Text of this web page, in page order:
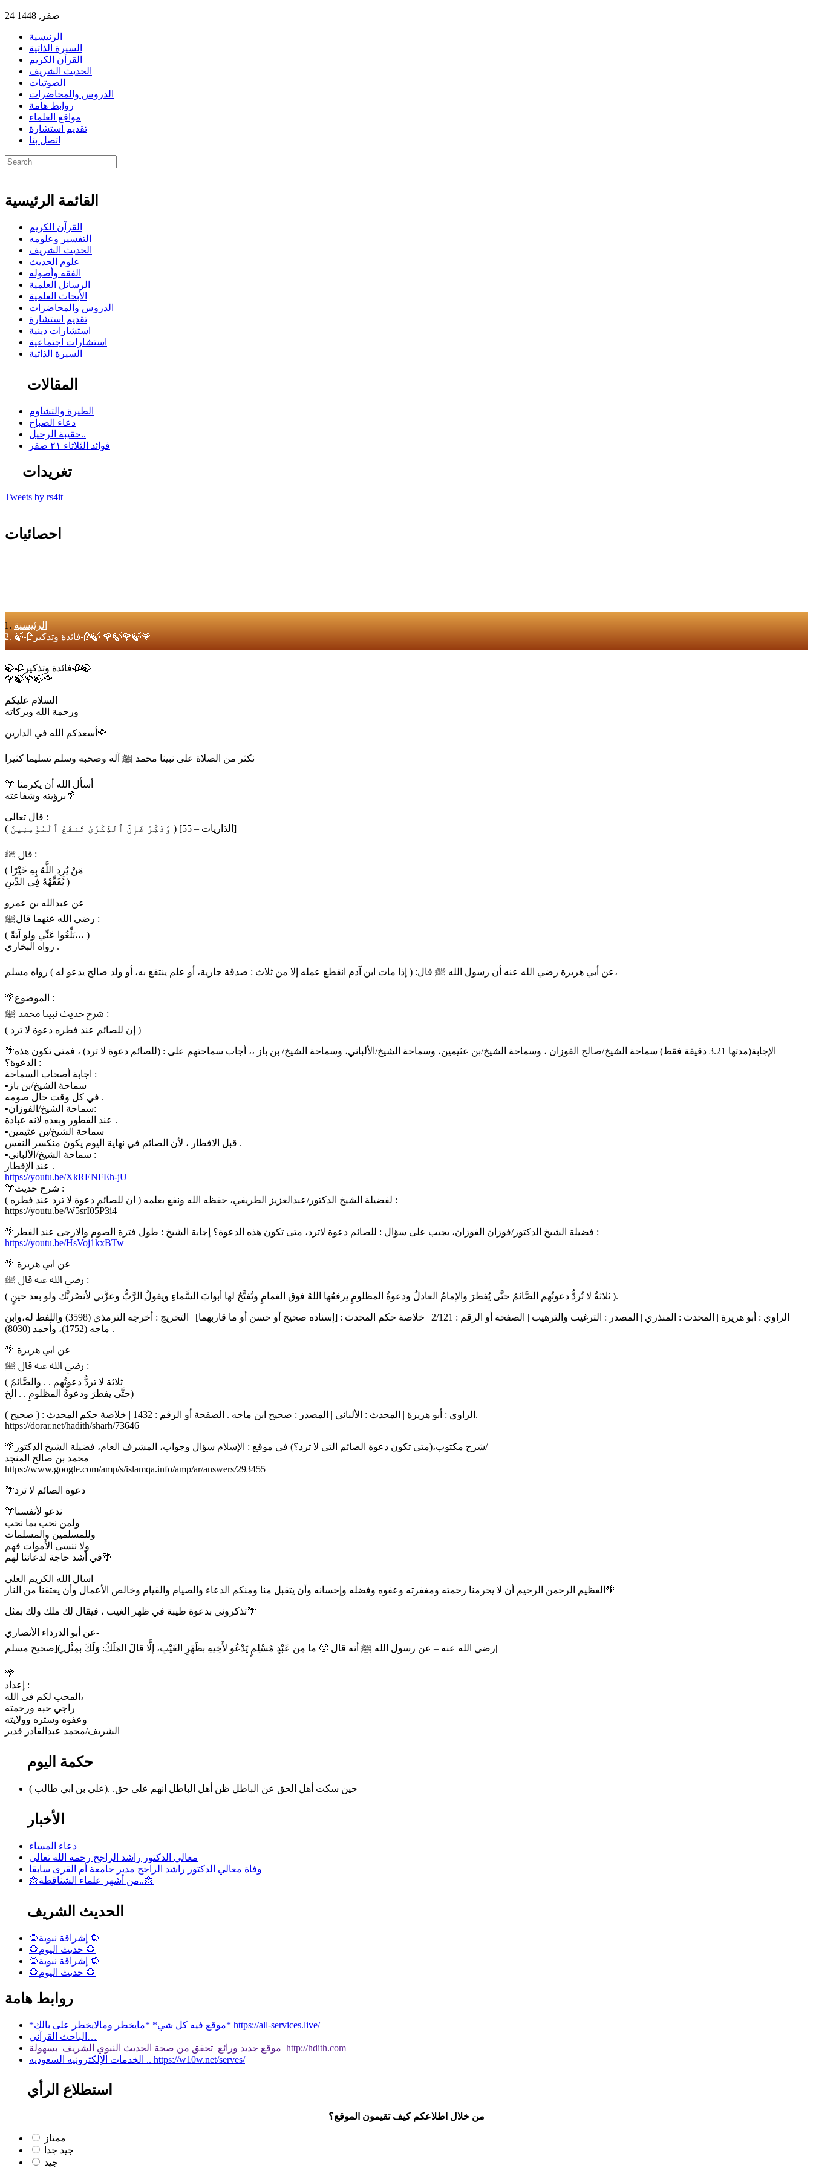
24 صفر, 1448
الرئيسية
السيرة الذاتية
القرآن الكريم
الحديث الشريف
الصوتيات
الدروس والمحاضرات
روابط هامة
مواقع العلماء
تقديم استشارة
اتصل بنا
القائمة الرئيسية
القرآن الكريم
التفسير وعلومه
الحديث الشريف
علوم الحديث
الفقه وأصوله
الرسائل العلمية
الأبحاث العلمية
الدروس والمحاضرات
تقديم استشارة
استشارات دينية
استشارات اجتماعية
السيرة الذاتية
المقالات
الطيرة والتشاوم
دعاء الصباح
حقيبة الرحيل..
فوائد الثلاثاء ٢١ صفر
تغريدات
Tweets by rs4it
احصائيات
الرئيسية
🍃🥀فائدة وتذكير🥀🍃 🌹🍃🌹🍃🌹
🍃🥀فائدة وتذكير🥀🍃
🌹🍃🌹🍃🌹
السلام عليكم
ورحمة الله وبركاته
أسعدكم الله في الدارين🌹
نكثر من الصلاة على نبينا محمد ﷺ آله وصحبه وسلم تسليما كثيرا
🌴 أسأل الله أن يكرمنا
برؤيته وشفاعته🌴
قال تعالى :
( وَذَكِّرْ فَإِنَّ ٱلذِّكْرَىٰ تَنفَعُ ٱلْمُؤْمِنِينَ ) [الذاريات – 55]
قال ﷺ :
( مَنْ يُرِدِ اللَّهُ بِهِ خَيْرًا
يُفَقِّهْهُ فِي الدِّينِ )
عن عبدالله بن عمرو
رضي الله عنهما قالﷺ :
( بَلِّغُوا عَنِّي ولو آيَةً،،، )
رواه البخاري .
عن أبي هريرة رضي الله عنه أن رسول الله ﷺ قال: ( إذا مات ابن آدم انقطع عمله إلا من ثلاث : صدقة جارية، أو علم ينتفع به، أو ولد صالح يدعو له ) رواه مسلم،
🌴الموضوع :
شرح حديث نبينا محمد ﷺ :
( إن للصائم عند فطره دعوة لا ترد )
🌴الإجابة(مدتها 3.21 دقيقة فقط) سماحة الشيخ/صالح الفوزان ، وسماحة الشيخ/بن عثيمين، وسماحة الشيخ/الألباني، وسماحة الشيخ/ بن باز ،، أجاب سماحتهم على : (للصائم دعوة لا ترد) ، فمتى تكون هذه
الدعوة؟ :
اجابة أصحاب السماحة :
▪سماحة الشيخ/بن باز
في كل وقت حال صومه .
▪سماحة الشيخ/الفوزان:
عند الفطور وبعده لانه عبادة .
▪سماحة الشيخ/بن عثيمين
قبل الافطار ، لأن الصائم في نهاية اليوم يكون منكسر النفس .
▪سماحة الشيخ/الألباني :
عند الإفطار .
https://youtu.be/XkRENFEh-jU
🌴شرح حديث :
( ان للصائم دعوة لا ترد عند فطره ) لفضيلة الشيخ الدكتور/عبدالعزيز الطريفي، حفظه الله ونفع بعلمه :
https://youtu.be/W5srI05P3i4
🌴فضيلة الشيخ الدكتور/فوزان الفوزان، يجيب على سؤال : للصائم دعوة لاترد، متى تكون هذه الدعوة؟ إجابة الشيخ : طول فترة الصوم والارجى عند الفطر :
https://youtu.be/HsVoj1kxBTw
🌴 عن ابي هريرة
رضي الله عنه قال ﷺ :
( ثلاثةٌ لا تُردُّ دعوتُهم الصَّائمُ حتَّى يُفطرَ والإمامُ العادلُ ودعوةُ المظلومِ يرفعُها اللهُ فوق الغمامِ وتُفتَّحُ لها أبوابَ السَّماءِ ويقولُ الرَّبُّ وعزَّتي لأنصُرنَّك ولو بعد حينٍ ).
الراوي : أبو هريرة | المحدث : المنذري | المصدر : الترغيب والترهيب | الصفحة أو الرقم : 2/121 | خلاصة حكم المحدث : [إسناده صحيح أو حسن أو ما قاربهما] | التخريج : أخرجه الترمذي (3598) واللفظ له،وابن
ماجه (1752)، وأحمد (8030) .
🌴 عن ابي هريرة
رضي الله عنه قال ﷺ :
( ثلاثة لا تردُّ دعوتُهم . . والصَّائمُ
حتَّى يفطرَ ودعوةُ المظلومِ . . الخ)
الراوي : أبو هريرة | المحدث : الألباني | المصدر : صحيح ابن ماجه . الصفحة أو الرقم : 1432 | خلاصة حكم المحدث : ( صحيح ).
https://dorar.net/hadith/sharh/73646
🌴شرح مكتوب،(متى تكون دعوة الصائم التي لا ترد؟) في موقع : الإسلام سؤال وجواب، المشرف العام، فضيلة الشيخ الدكتور/
محمد بن صالح المنجد
https://www.google.com/amp/s/islamqa.info/amp/ar/answers/293455
🌴دعوة الصائم لا ترد
🌴ندعو لأنفسنا
ولمن نحب بما نحب
وللمسلمين والمسلمات
ولا ننسى الأموات فهم
في أشد حاجة لدعائنا لهم🌴
اسال الله الكريم العلي
العظيم الرحمن الرحيم أن لا يحرمنا رحمته ومغفرته وعفوه وفضله وإحسانه وأن يتقبل منا ومنكم الدعاء والصيام والقيام وخالص الأعمال وأن يعتقنا من النار🌴
تذكروني بدعوة طيبة في ظهر الغيب ، فيقال لك ملك ولك بمثل🌴
عن أبو الدرداء الأنصاري-
رضي الله عنه – عن رسول الله ﷺ أنه قال 🙁 ما مِن عَبْدٍ مُسْلِمٍ يَدْعُو لأَخِيهِ بظَهْرِ الغَيْبِ، إلَّا قالَ المَلَكُ: وَلَكَ بمِثْل ٍ)[صحيح مسلم|
🌴
إعداد :
المحب لكم في الله،
راجي حبه ورحمته
وعفوه وستره وولايته
الشريف/محمد عبدالقادر قدير
حكمة اليوم
حين سكت أهل الحق عن الباطل ظن أهل الباطل انهم على حق. .(علي بن ابي طالب )
الأخبار
دعاء المساء
معالي الدكتور راشد الراجح رحمه الله تعالى
وفاة معالي الدكتور راشد الراجح مدير جامعة أم القرى سابقا
🌼من أشهر علماء الشناقطة..🌼
الحديث الشريف
🌻إشراقة نبوية 🌻
🌻حديث اليوم 🌻
🌻إشراقة نبوية 🌻
🌻حديث اليوم 🌻
روابط هامة
*موقع فيه كل شي* *مايخطر ومالايخطر على بالك* https://all-services.live/
الباحث القرآني…
موقع جديد ورائع تحقق من صحة الحديث النبوي الشريف بسهولة http://hdith.com
الخدمات الإلكترونيه السعوديه .. https://w10w.net/serves/
استطلاع الرأي
من خلال اطلاعكم كيف تقيمون الموقع؟
ممتاز
جيد جدا
جيد